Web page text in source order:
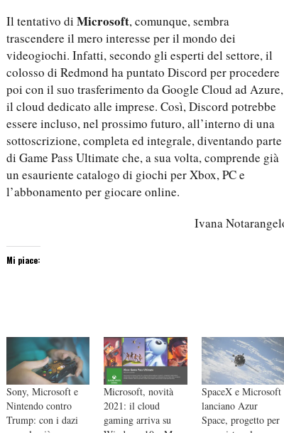
Il tentativo di Microsoft, comunque, sembra
trascendere il mero interesse per il mondo dei
videogiochi. Infatti, secondo gli esperti del settore, il
colosso di Redmond ha puntato Discord per procedere
poi con il suo trasferimento da Google Cloud ad Azure,
il cloud dedicato alle imprese. Così, Discord potrebbe
essere incluso, nel prossimo futuro, all’interno di una
sottoscrizione, completa ed integrale, diventando parte
di Game Pass Ultimate che, a sua volta, comprende già
un esauriente catalogo di giochi per Xbox, PC e
l’abbonamento per giocare online.
Ivana
Mi piace:
Sony, Microsoft e
Nintendo contro
Trump: con i dazi
Microsoft, novità
2021: il cloud
gaming arriva su
SpaceX e Microsoft
lanciano Azur
Space, progetto per